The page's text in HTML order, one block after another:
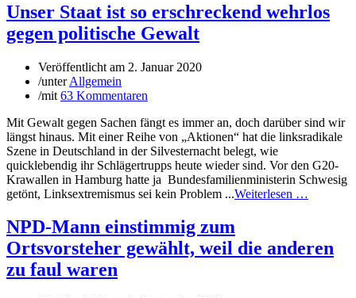
Unser Staat ist so erschreckend wehrlos
gegen politische Gewalt
Veröffentlicht am 2. Januar 2020
/unterAllgemein
/mit 63 Kommentaren
Mit Gewalt gegen Sachen fängt es immer an, doch darüber sind wir
längst hinaus. Mit einer Reihe von „Aktionen“ hat die linksradikale
Szene in Deutschland in der Silvesternacht belegt, wie
quicklebendig ihr Schlägertrupps heute wieder sind. Vor den G20-
Krawallen in Hamburg hatte ja Bundesfamilienministerin Schwesig
getönt, Linksextremismus sei kein Problem ...Weiterlesen …
NPD-Mann einstimmig zum
Ortsvorsteher gewählt, weil die anderen
zu faul waren